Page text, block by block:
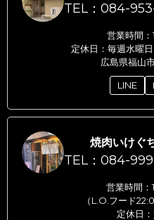
TEL：084-
営業時間
定休日：毎週水曜
広島県福山
LINE
焼肉いけぐ
TEL：084-
営業時間
（L.O.フード
定休日